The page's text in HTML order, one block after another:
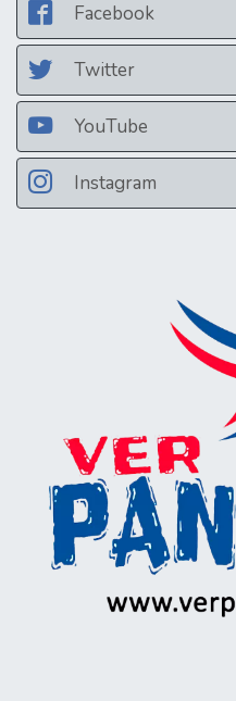
Facebook
Twitter
YouTube
Instagram